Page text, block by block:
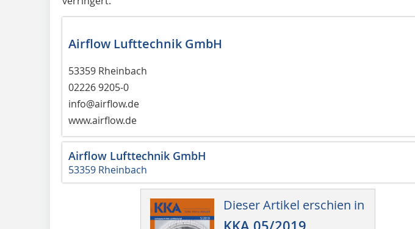
Airflow Lufttechnik GmbH
53359 Rheinbach
02226 9205-0
info@airflow.de
www.airflow.de
Airflow Lufttechnik GmbH
53359 Rheinbach
Dieser Artikel erschien in